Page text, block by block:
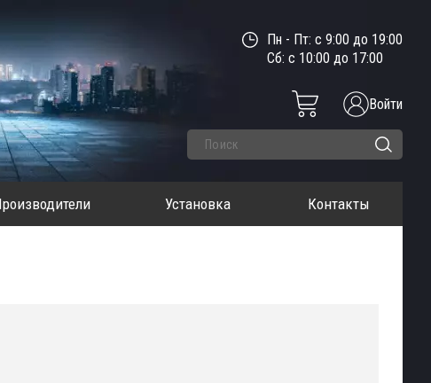
Пн - Пт: с 9:00 до 19:00
Сб: с 10:00 до 17:00
Войти
Установка Контакты